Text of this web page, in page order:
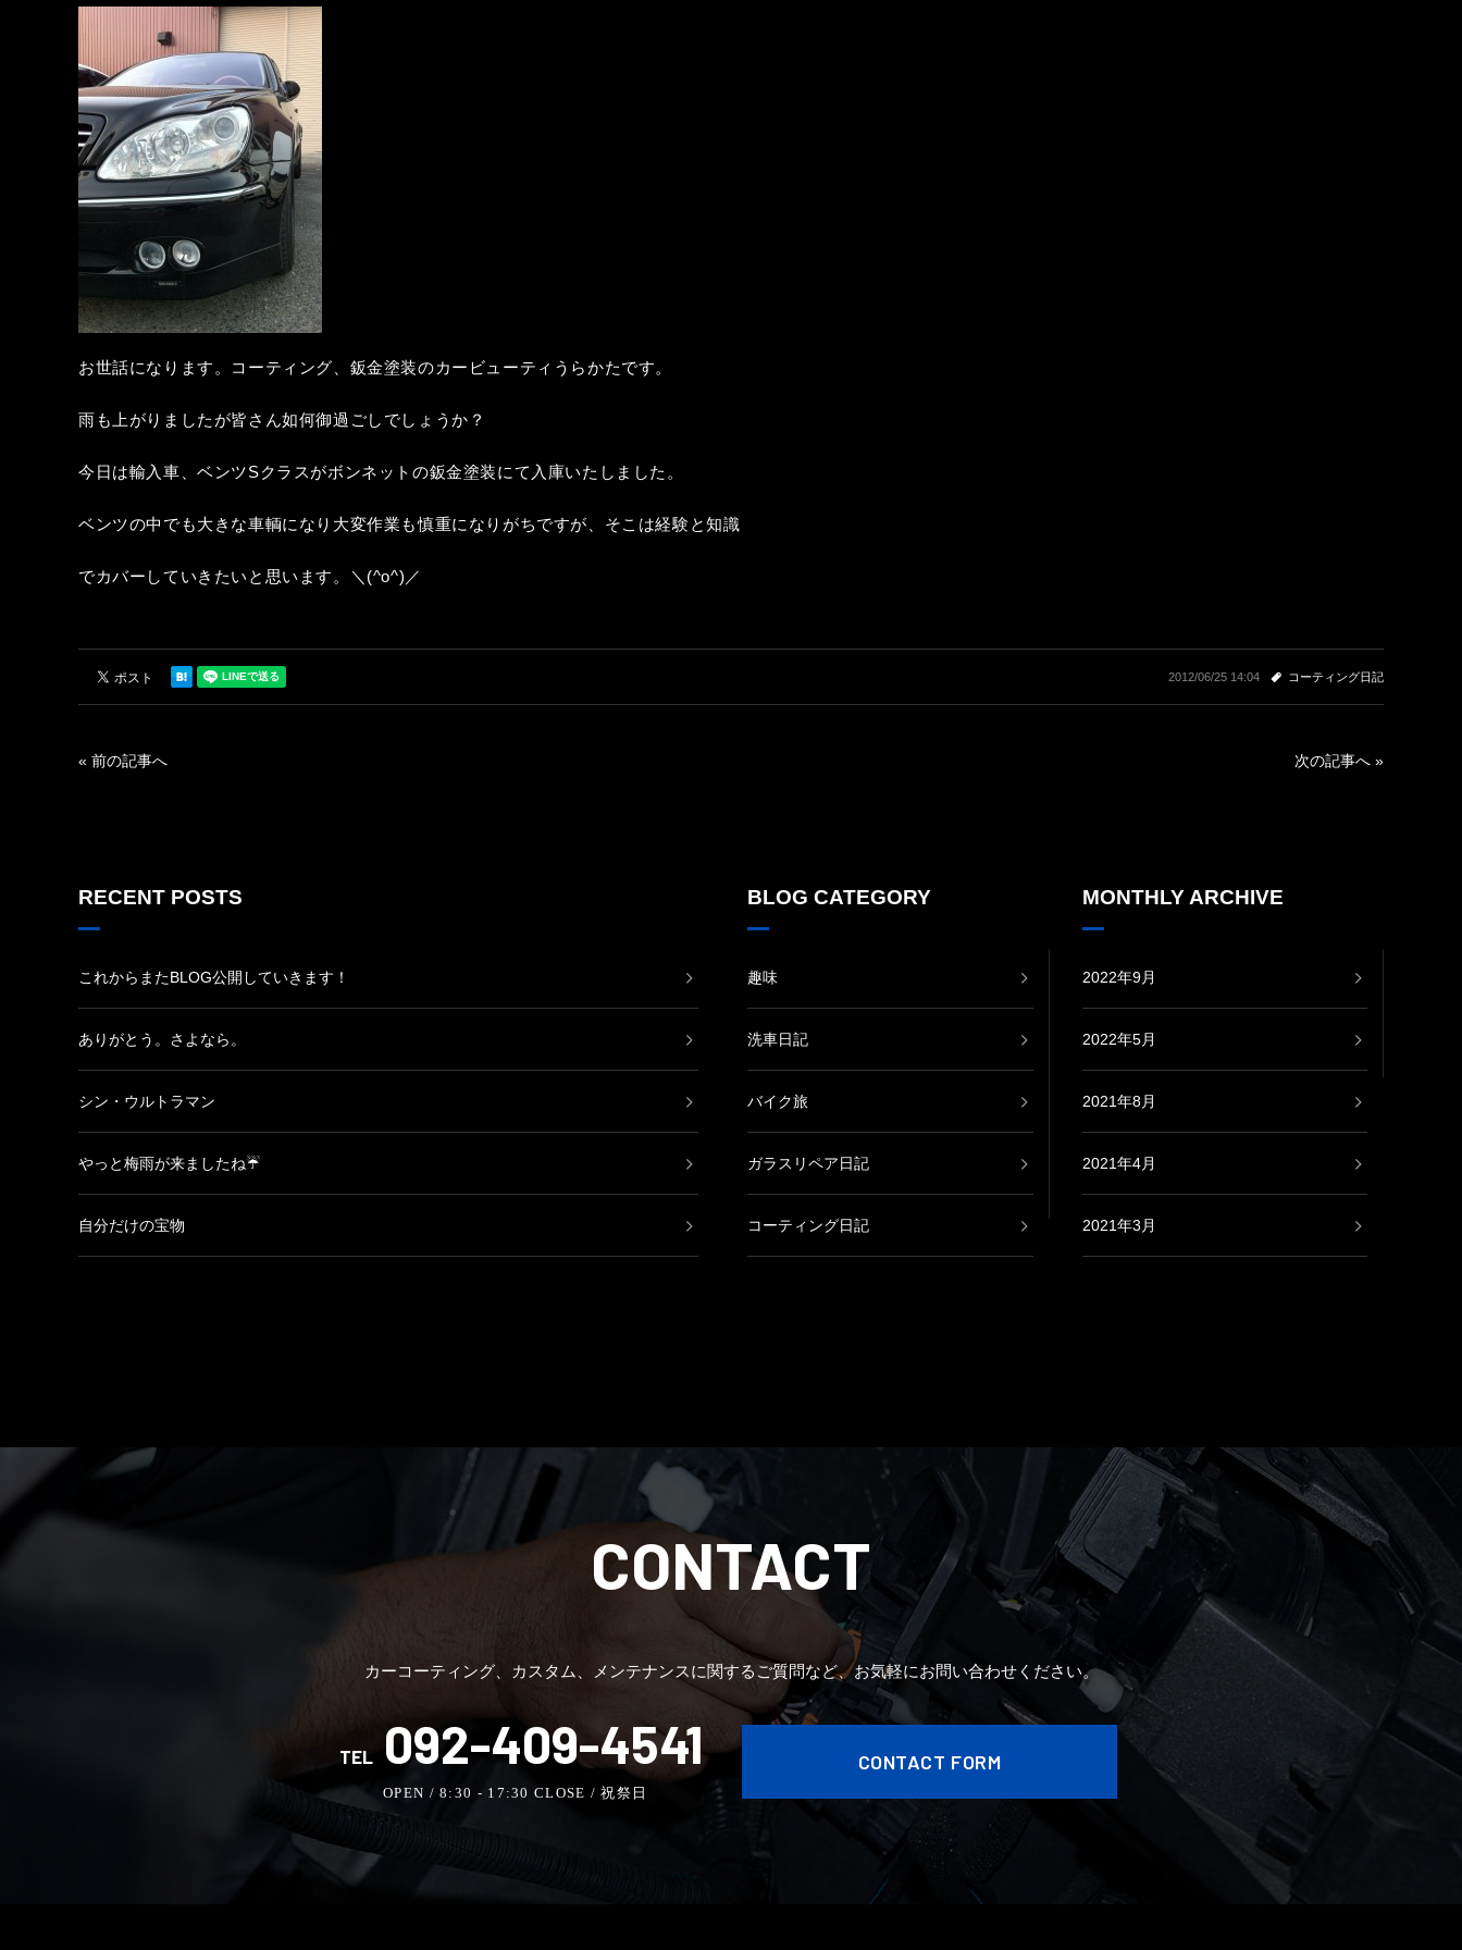
お世話になります。コーティング、鈑金塗装のカービューティうらかたです。
雨も上がりましたが皆さん如何御過ごしでしょうか？
今日は輸入車、ベンツSクラスがボンネットの鈑金塗装にて入庫いたしました。
ベンツの中でも大きな車輌になり大変作業も慎重になりがちですが、そこは経験と知識
でカバーしていきたいと思います。＼(^o^)／
2012/06/25 14:04 コーティング日記
« 前の記事へ 次の記事へ »
RECENT POSTS
これからまたBLOG公開していきます！
ありがとう。さよなら。
シン・ウルトラマン
やっと梅雨が来ましたね☔
自分だけの宝物
BLOG CATEGORY
趣味
洗車日記
バイク旅
ガラスリペア日記
コーティング日記
MONTHLY ARCHIVE
2022年9月
2022年5月
2021年8月
2021年4月
2021年3月
2020年7月
2020年6月
2020年5月
2020年4月
CONTACT
カーコーティング、カスタム、メンテナンスに関するご質問など、お気軽にお問い合わせください。
TEL092-409-4541
OPEN / 8:30 - 17:30 CLOSE / 祝祭日
CONTACT FORM